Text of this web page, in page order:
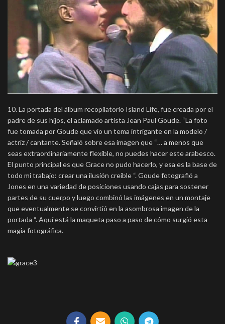
10. La portada del álbum recopilatorio Island Life, fue creada por el
padre de sus hijos, el aclamado artista Jean Paul Goude. “La foto
fue tomada por Goude que vio un tema intrigante en la modelo /
actriz / cantante. Señaló sobre esa imagen que “… a menos que
seas extraordinariamente flexible, no puedes hacer este arabesco.
El punto principal es que Grace no pudo hacerlo, y esa es la base de
todo mi trabajo: crear una ilusión creíble “. Goude fotografió a
Jones en una variedad de posiciones usando cajas para sostener
partes de su cuerpo y luego combinó las imágenes en un montaje
que eventualmente se convirtió en la asombrosa imagen de la
portada “. Aquí está la maqueta paso a paso de cómo surgió esta
magia fotográfica.